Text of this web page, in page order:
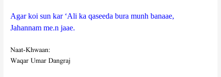
Agar koi sun kar ‘Ali ka qaseeda bura munh banaae,
Jahannam me.n jaae.
Naat-Khwaan:
Waqar Umar Dangraj